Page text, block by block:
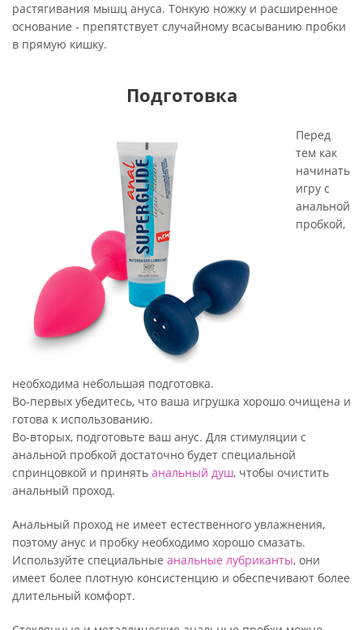
растягивания мышц ануса. Тонкую ножку и расширенное
основание - препятствует случайному всасыванию пробки
в прямую кишку.
Подготовка
Перед
тем как
начинать
игру с
анальной
пробкой,
необходима небольшая подготовка.
Во-первых убедитесь, что ваша игрушка хорошо очищена и
готова к использованию.
Во-вторых, подготовьте ваш анус. Для стимуляции с
анальной пробкой достаточно будет специальной
спринцовкой и принять анальный душ, чтобы очистить
анальный проход.
Анальный проход не имеет естественного увлажнения,
поэтому анус и пробку необходимо хорошо смазать.
Используйте специальные анальные лубриканты, они
имеет более плотную консистенцию и обеспечивают более
длительный комфорт.